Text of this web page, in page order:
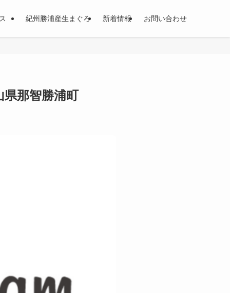
ス 紀州勝浦産生まぐろ 新着情報 お問い合わせ
那智勝浦町